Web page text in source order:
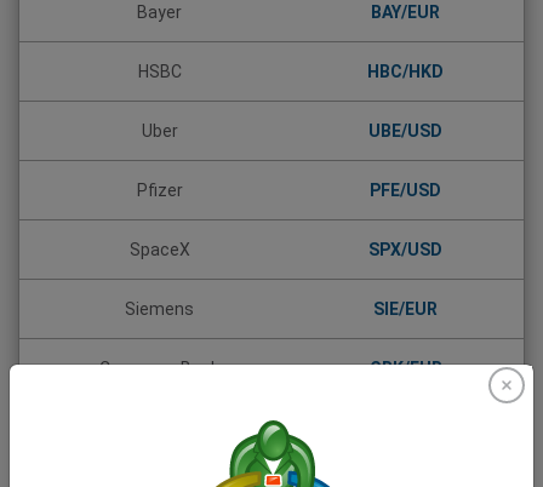
Bayer BAY/EUR
HSBC HBC/HKD
Uber UBE/USD
Pfizer PFE/USD
SpaceX SPX/USD
Siemens SIE/EUR
Commerz Bank CBK/EUR
Daimler (Mercedes-Benz)